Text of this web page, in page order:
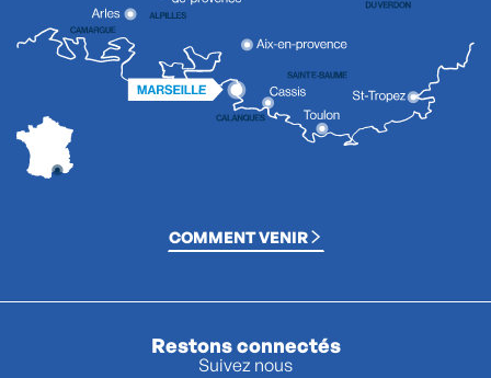
COMMENT VENIR
Restons connectés
Suivez nous